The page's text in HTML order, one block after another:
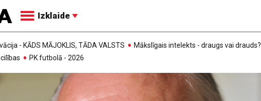
Izklaide
- KĀDS MĀJOKLIS, TĀDA VALSTS
Mākslīgais intelekts - draugs vai drauds?
PK futbolā - 2026